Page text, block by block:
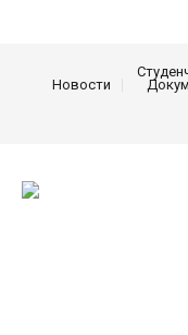
Новости